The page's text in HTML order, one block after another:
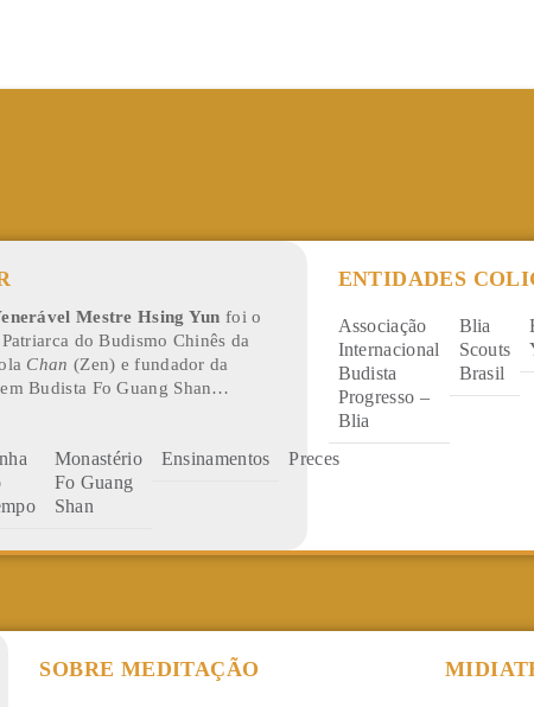
Voluntariado
Oferendas
de
Tabuletas
Mestre Hsing Yun foi o
Patriarca do Budismo Chinês da
Chan (Zen) e fundador da
Budista Fo Guang Shan…
Monastério
Fo Guang
Shan
Ensinamentos Preces
ENTIDADES
Associação
Internacional
Budista
Progresso –
Blia
Blia
Scouts
Brasil
SOBRE MEDITAÇÃO